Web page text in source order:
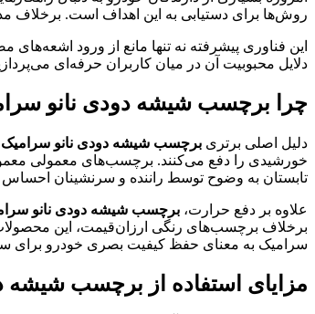
روش‌ها برای دستیابی به این اهداف است. برخلاف
این فناوری پیشرفته نه تنها مانع از ورود
دلایل محبوبیت آن در میان کاربران حرفه‌ای
چرا برچسب شیشه دودی نانو
دلیل اصلی برتری برچسب شیشه دودی نانو سرامیک
خورشیدی را دفع می‌کنند. برچسب‌های معمولی
تابستان به وضوح توسط راننده و سرنشینان احساس
علاوه بر دفع حرارت، برچسب شیشه دودی نانو
برخلاف برچسب‌های رنگی ارزان‌قیمت، این
سرامیک به معنای حفظ کیفیت بصری خودرو برای
مزایای استفاده از برچسب شیشه